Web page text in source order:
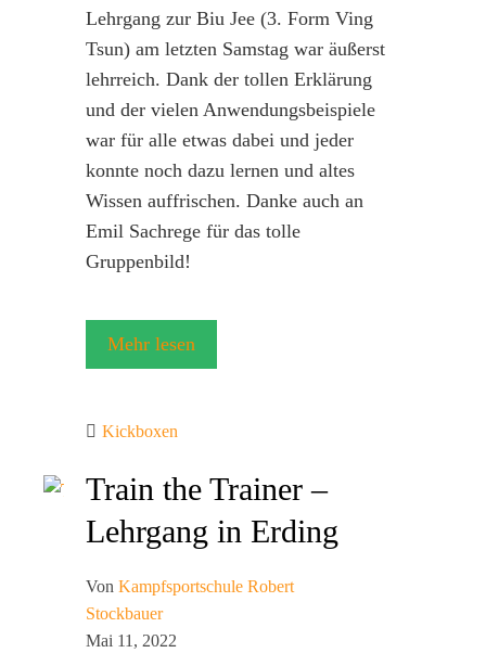
Lehrgang zur Biu Jee (3. Form Ving
Tsun) am letzten Samstag war äußerst
lehrreich. Dank der tollen Erklärung
und der vielen Anwendungsbeispiele
war für alle etwas dabei und jeder
konnte noch dazu lernen und altes
Wissen auffrischen. Danke auch an
Emil Sachrege für das tolle
Gruppenbild!
Mehr lesen
Kickboxen
Train the Trainer –
Lehrgang in Erding
Von Kampfsportschule Robert
Stockbauer
Mai 11, 2022